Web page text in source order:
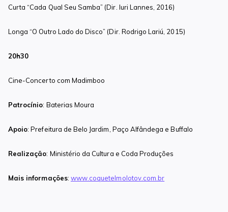
Curta “Cada Qual Seu Samba” (Dir. Iuri Lannes, 2016)
Longa “O Outro Lado do Disco” (Dir. Rodrigo Lariú, 2015)
20h30
Cine-Concerto com Madimboo
Patrocínio: Baterias Moura
Apoio: Prefeitura de Belo Jardim, Paço Alfândega e Buffalo
Realização: Ministério da Cultura e Coda Produções
Mais informações: www.coquetelmolotov.com.br